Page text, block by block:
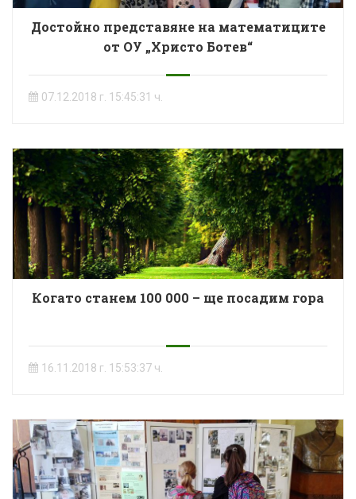
Достойно представяне на математиците
от ОУ „Христо Ботев“
07.12.2018 г. 15:45:31 ч.
Когато станем 100 000 – ще посадим гора
16.11.2018 г. 15:53:37 ч.